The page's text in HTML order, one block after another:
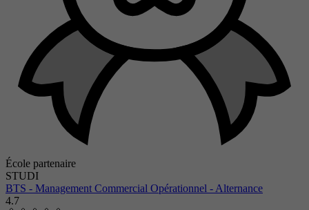
École partenaire
STUDI
BTS - Management Commercial Opérationnel - Alternance
4.7